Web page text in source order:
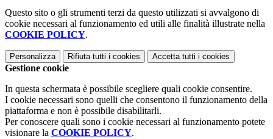
Questo sito o gli strumenti terzi da questo utilizzati si avvalgono di
cookie necessari al funzionamento ed utili alle finalità illustrate nella
COOKIE POLICY.
Personalizza Rifiuta tutti i cookies Accetta tutti i cookies
Gestione cookie
In questa schermata è possibile scegliere quali cookie consentire.
I cookie necessari sono quelli che consentono il funzionamento della
piattaforma e non è possibile disabilitarli.
Per conoscere quali sono i cookie necessari al funzionamento potete
visionare la COOKIE POLICY.